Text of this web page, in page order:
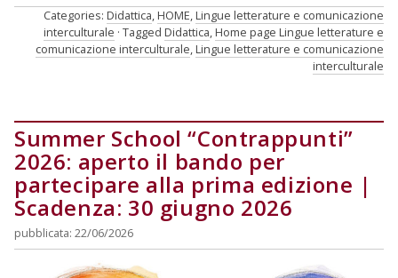
Categories: Didattica,HOME,Lingue letterature e comunicazione
interculturale Tagged Didattica,Home page Lingue letterature e
comunicazione interculturale,Lingue letterature e comunicazione
interculturale
Summer School “Contrappunti”
2026: aperto il bando per
partecipare alla prima edizione |
Scadenza: 30 giugno 2026
pubblicata: 22/06/2026